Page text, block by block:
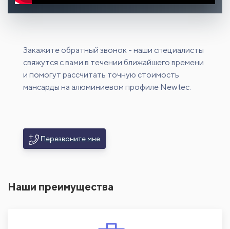
Закажите обратный звонок - наши специалисты
свяжутся с вами в течении ближайшего времени
и помогут рассчитать точную стоимость
мансарды на алюминиевом профиле Newtec.
Перезвоните мне
Наши преимущества